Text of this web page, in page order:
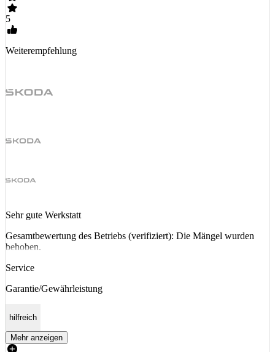
5
Weiterempfehlung
Sehr gute Werkstatt
Gesamtbewertung des Betriebs (verifiziert): Die Mängel wurden
behoben.
Service
Garantie/Gewährleistung
hilfreich
Mehr anzeigen